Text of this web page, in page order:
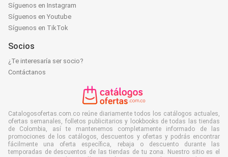
Síguenos en Instagram
Síguenos en Youtube
Síguenos en TikTok
Socios
¿Te interesaría ser socio?
Contáctanos
Catalogosofertas.com.co reúne diariamente todos los catálogos actuales,
ofertas semanales, folletos publicitarios y lookbooks de todas las tiendas
de Colombia, así te mantenemos completamente informado de las
promociones de los catálogos, descuentos y ofertas y podrás encontrar
fácilmente una oferta específica, rebaja o descuento durante las
temporadas de descuentos de las tiendas de tu zona. Nuestro sitio es el